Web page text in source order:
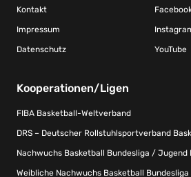
Kontakt
Impressum
Datenschutz YouTube
Kooperationen/Ligen
FIBA Basketball-Weltverband
DRS – Deutscher Rollstuhlsportverband
Nachwuchs Basketball Bundesliga / Jugend
Weibliche Nachwuchs Basketball Bundesliga